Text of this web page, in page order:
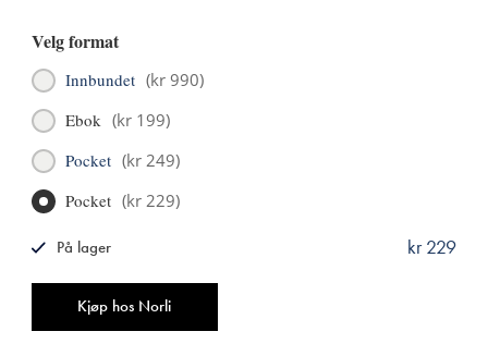
Velg format
Innbundet (kr 990)
Ebok (kr 199)
Pocket (kr 249)
Pocket (kr 229)
Kjøp hos Norli
kr 229
På lager